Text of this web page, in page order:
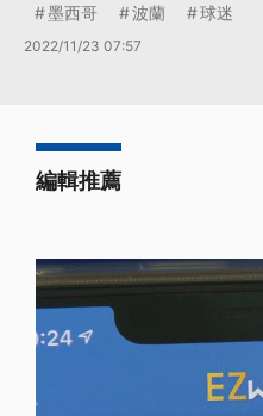
墨西哥 波蘭 球迷
2022/11/23 07:57
編輯推薦